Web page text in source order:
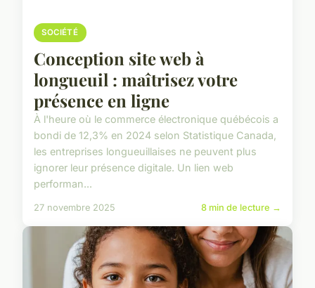
SOCIÉTÉ
Conception site web à
longueuil : maîtrisez votre
présence en ligne
À l'heure où le commerce électronique québécois a
bondi de 12,3% en 2024 selon Statistique Canada,
les entreprises longueuillaises ne peuvent plus
ignorer leur présence digitale. Un lien web
performan...
27 novembre 2025 8 min de lecture →